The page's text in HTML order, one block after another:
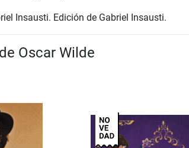
Insausti. Edición de Gabriel Insausti.
Oscar Wilde